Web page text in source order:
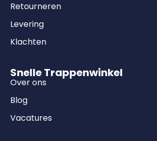
Retourneren
Levering
Klachten
Snelle Trappenwinkel
Over ons
Blog
Vacatures